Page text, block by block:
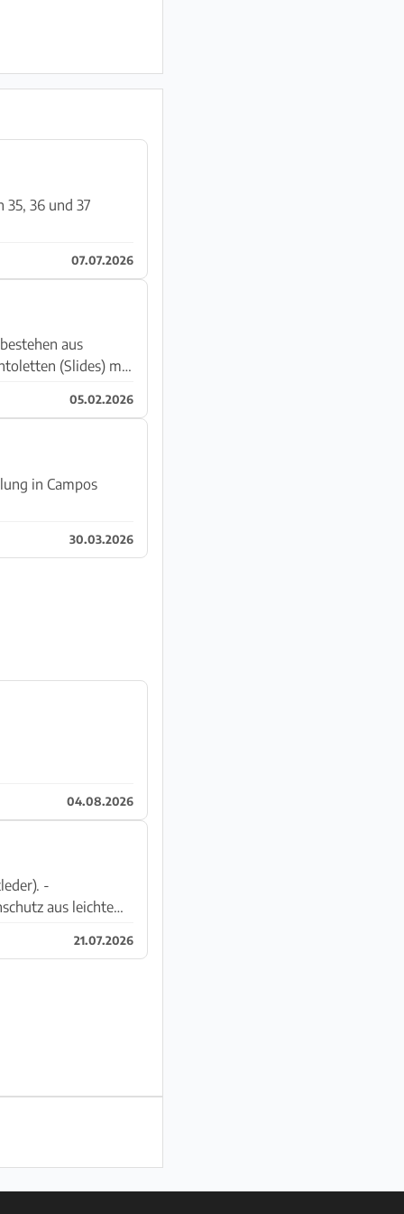
07.07.2026
05.02.2026
in Campos
30.03.2026
04.08.2026
-
21.07.2026